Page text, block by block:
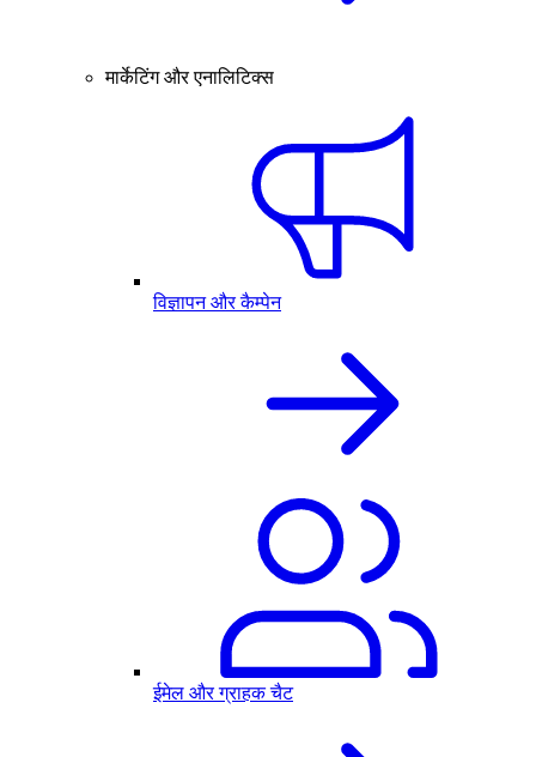
मार्केटिंग और एनालिटिक्स
विज्ञापन और कैम्पेन
ईमेल और ग्राहक चैट